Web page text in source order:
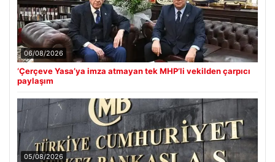
06/08/2026
‘Çerçeve Yasa’ya imza atmayan tek MHP’li vekilden çarpıcı
paylaşım
05/08/2026